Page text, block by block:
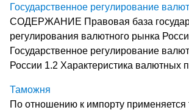
Государственное регулирование
СОДЕРЖАНИЕ Правовая база
регулирования валютного рынка
Государственное регулирование
России 1.2 Характеристика валютных
Таможня
По отношению к импорту применяется